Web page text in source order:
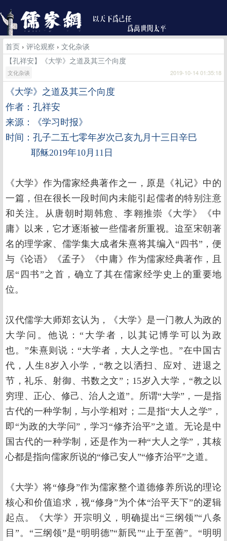
首页 › 评论观察 › 文化杂谈
【孔祥安】《大学》之道及其三个向度
文化杂谈 2019-10-14 01:35:18
《大学》之道及其三个向度
作者：孔祥安
来源：《学习时报》
时间：孔子二五七零年岁次己亥九月十三日辛巳
耶稣2019年10月11日
《大学》作为儒家经典著作之一，原是《礼记》中的
一篇，但在很长一段时间内未能引起儒者的特别注意
和关注。从唐朝时期韩愈、李翱推崇《大学》《中
庸》以来，它才逐渐被一些儒者所重视。迨至宋朝著
名的理学家、儒学集大成者朱熹将其编入“四书”，便
与《论语》《孟子》《中庸》作为儒家经典著作，且
居“四书”之首，确立了其在儒家经学史上的重要地
位。
汉代儒学大师郑玄认为，《大学》是一门教人为政的
大学问。他说：“大学者，以其记博学可以为政
也。”朱熹则说：“大学者，大人之学也。”在中国古
代，人生8岁入小学，“教之以洒扫、应对、进退之
节，礼乐、射御、书数之文”；15岁入大学，“教之以
穷理、正心、修己、治人之道”。所谓“大学”，一是指
古代的一种学制，与小学相对；二是指“大人之学”，
即“为政的大学问”，学习“修齐治平”之道。无论是中
国古代的一种学制，还是作为一种“大人之学”，其核
心都是指向儒家所说的“修己安人”“修齐治平”之道。
《大学》将“修身”作为儒家整个道德修养所说的理论
核心和价值追求，视“修身”为个体“治平天下”的逻辑
起点。《大学》开宗明义，明确提出“三纲领”“八条
目”。“三纲领”是“明明德”“新民”“止于至善”。“明明